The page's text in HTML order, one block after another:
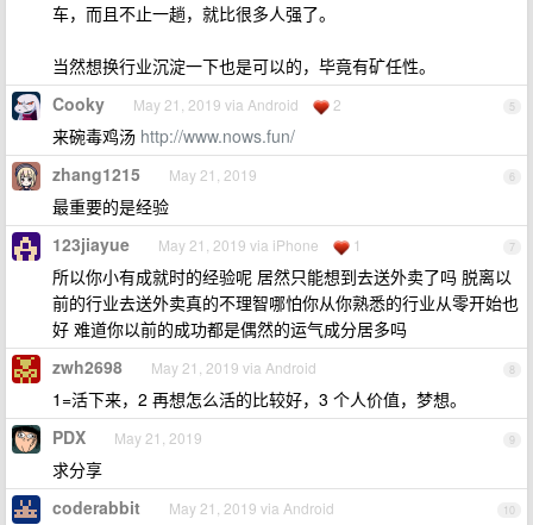
车，而且不止一趟，就比很多人强了。
当然想换行业沉淀一下也是可以的，毕竟有矿任性。
5
Cooky May 21, 2019 via Android 2
来碗毒鸡汤 http://www.nows.fun/
6
zhang1215 May 21, 2019
最重要的是经验
7
123jiayue May 21, 2019 via iPhone 1
所以你小有成就时的经验呢 居然只能想到去送外卖了吗 脱离以
前的行业去送外卖真的不理智哪怕你从你熟悉的行业从零开始也
好 难道你以前的成功都是偶然的运气成分居多吗
8
zwh2698 May 21, 2019 via Android
1=活下来，2 再想怎么活的比较好，3 个人价值，梦想。
9
PDX May 21, 2019
求分享
10
coderabbit May 21, 2019 via Android